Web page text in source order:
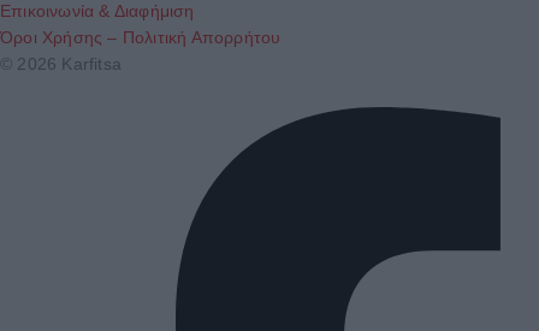
Επικοινωνία & Διαφήμιση
Όροι Χρήσης – Πολιτική Απορρήτου
© 2026 Karfitsa